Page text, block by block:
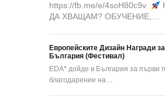
https://fb.me/e/4soH80c9v
ДА ХВАЩАМ? ОБУЧЕНИЕ,…
Европейските Дизайн Награди
България (Фестивал)
EDA* дойде в България за първи
благодарение на…